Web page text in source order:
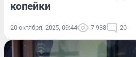
копейки
20 октября, 2025, 09:44 7 938 20